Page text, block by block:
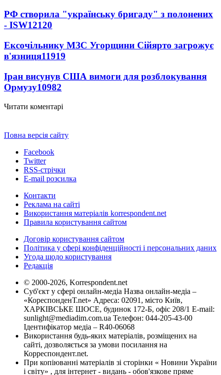
РФ створила "українську бригаду" з полонених
- ISW12120
Ексочільнику МЗС Угорщини Сійярто загрожує
в'язниця11919
Іран висунув США вимоги для розблокування
Ормузу10982
Читати коментарі
Повна версія сайту
Facebook
Twitter
RSS-стрічки
E-mail розсилка
Контакти
Реклама на сайті
Використання матеріалів korrespondent.net
Правила користування сайтом
Договір користування сайтом
Політика у сфері конфіденційності і персональних даних
Угода щодо користування
Редакція
© 2000-2026, Korrespondent.net
Суб'єкт у сфері онлайн-медіа Назва онлайн-медіа –
«КореспонденТ.net» Адреса: 02091, місто Київ,
ХАРКІВСЬКЕ ШОСЕ, будинок 172-Б, офіс 208/1 E-mail:
sunlight@mediadim.com.ua Телефон: 044-205-43-00
Ідентифікатор медіа – R40-06068
Використання будь-яких матеріалів, розміщених на
сайті, дозволяється за умови посилання на
Корреспондент.net.
При копіюванні матеріалів зі сторінки « Новини України
і світу» , для інтернет - видань - обов'язкове пряме